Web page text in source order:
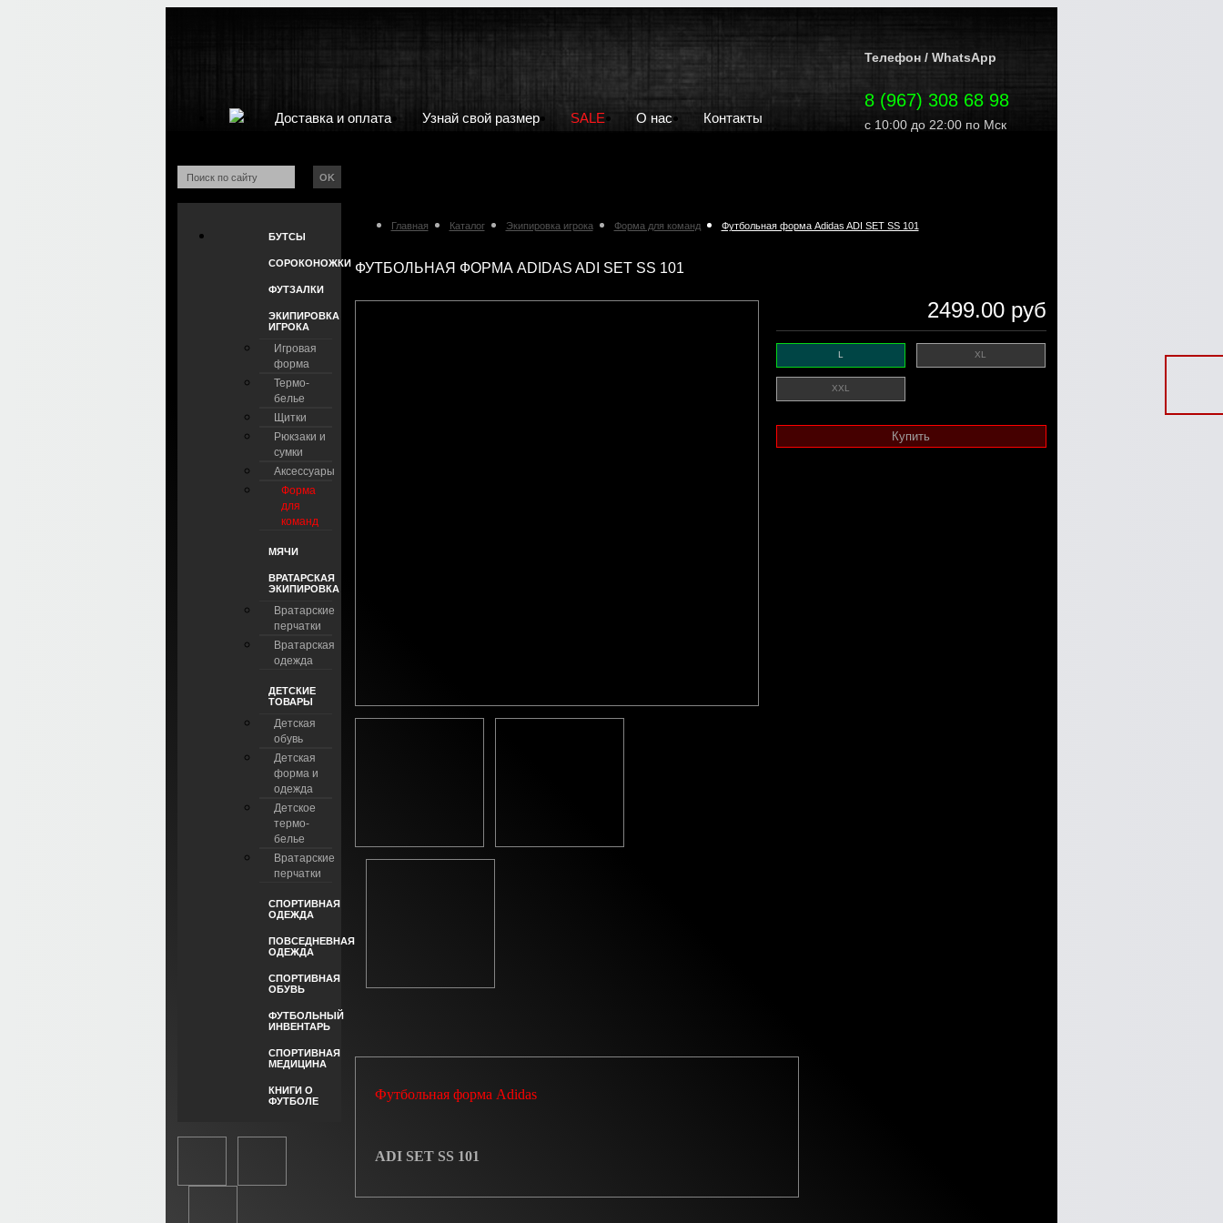
Телефон / WhatsApp
8 (967) 308 68 98
с 10:00 до 22:00 по Мск
Доставка и оплата Узнай свой размер SALE О нас Контакты
OK
БУТСЫ
СОРОКОНОЖКИ
ФУТЗАЛКИ
ЭКИПИРОВКА
ИГРОКА
Игровая
форма
Термо-
белье
Щитки
Рюкзаки и
сумки
Аксессуары
Форма
для
команд
МЯЧИ
ВРАТАРСКАЯ
ЭКИПИРОВКА
Вратарские
перчатки
Вратарская
одежда
ДЕТСКИЕ
ТОВАРЫ
Детская
обувь
Детская
форма и
одежда
Детское
термо-
белье
Вратарские
перчатки
СПОРТИВНАЯ
ОДЕЖДА
ПОВСЕДНЕВНАЯ
ОДЕЖДА
СПОРТИВНАЯ
ОБУВЬ
ФУТБОЛЬНЫЙ
ИНВЕНТАРЬ
СПОРТИВНАЯ
МЕДИЦИНА
КНИГИ О
ФУТБОЛЕ
Главная Каталог Экипировка игрока Форма для команд Футбольная форма Adidas ADI SET SS 101
ФУТБОЛЬНАЯ ФОРМА ADIDAS ADI SET SS 101
Футбольная форма Adidas
ADI SET SS 101
2499.00 руб
L XL
XXL
Купить